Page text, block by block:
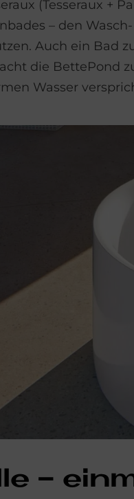
(Tesseraux +
– den
Auch ein Bad
die BettePond
Wasser
-